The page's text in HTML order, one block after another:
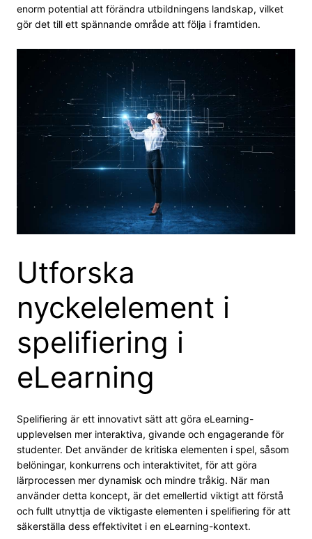
enorm potential att förändra utbildningens landskap, vilket
gör det till ett spännande område att följa i framtiden.
Utforska
nyckelelement i
spelifiering i
eLearning
Spelifiering är ett innovativt sätt att göra eLearning-
upplevelsen mer interaktiva, givande och engagerande för
studenter. Det använder de kritiska elementen i spel, såsom
belöningar, konkurrens och interaktivitet, för att göra
lärprocessen mer dynamisk och mindre tråkig. När man
använder detta koncept, är det emellertid viktigt att förstå
och fullt utnyttja de viktigaste elementen i spelifiering för att
säkerställa dess effektivitet i en eLearning-kontext.